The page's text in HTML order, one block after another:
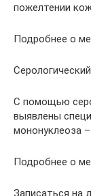
пожелтении
Подробнее о
С помощью
выявлены
мононуклеоза
Подробнее о
Записаться на